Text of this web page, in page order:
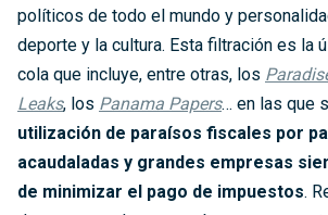
políticos de todo el mundo y
deporte y la cultura. Esta filtración es la
cola que incluye, entre otras, los
Leaks, los Panama Papers… en las que
utilización de paraísos fiscales por
acaudaladas y grandes empresas
de minimizar el pago de impuestos.